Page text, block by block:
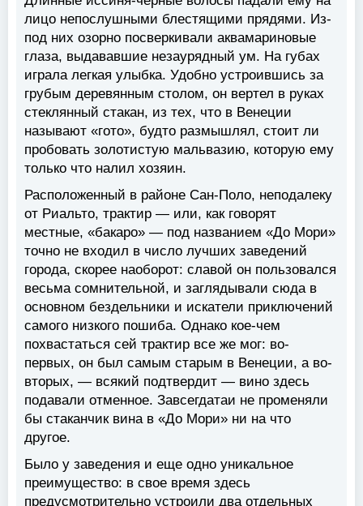
лицо непослушными блестящими прядями. Из-
под них озорно посверкивали аквамариновые
глаза, выдававшие незаурядный ум. На губах
играла легкая улыбка. Удобно устроившись за
грубым деревянным столом, он вертел в руках
стеклянный стакан, из тех, что в Венеции
называют «гото», будто размышлял, стоит ли
пробовать золотистую мальвазию, которую ему
только что налил хозяин.
Расположенный в районе Сан-Поло, неподалеку
от Риальто, трактир — или, как говорят
местные, «бакаро» — под названием «До Мори»
точно не входил в число лучших заведений
города, скорее наоборот: славой он пользовался
весьма сомнительной, и заглядывали сюда в
основном бездельники и искатели приключений
самого низкого пошиба. Однако кое-чем
похвастаться сей трактир все же мог: во-
первых, он был самым старым в Венеции, а во-
вторых, — всякий подтвердит — вино здесь
подавали отменное. Завсегдатаи не променяли
бы стаканчик вина в «До Мори» ни на что
другое.
Было у заведения и еще одно уникальное
преимущество: в свое время здесь
предусмотрительно устроили два отдельных